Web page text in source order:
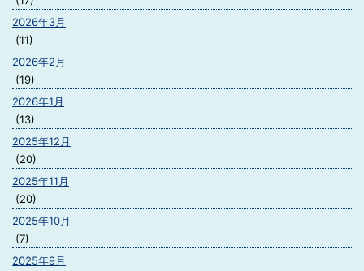
2026年3月
(11)
2026年2月
(19)
2026年1月
(13)
2025年12月
(20)
2025年11月
(20)
2025年10月
(7)
2025年9月